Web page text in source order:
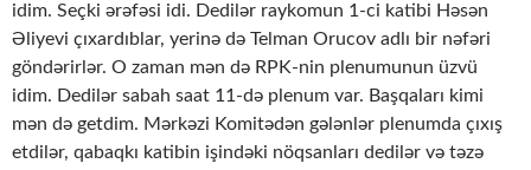
idim. Seçki ərəfəsi idi. Dedilər raykomun 1-ci katibi Həsən
Əliyevi çıxardıblar, yerinə də Telman Orucov adlı bir nəfəri
göndərirlər. O zaman mən də RPK-nin plenumunun üzvü
idim. Dedilər sabah saat 11-də plenum var. Başqaları kimi
mən də getdim. Mərkəzi Komitədən gələnlər plenumda çıxış
etdilər, qabaqkı katibin işindəki nöqsanları dedilər və təzə